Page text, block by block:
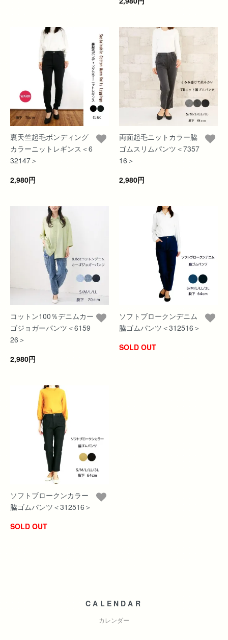
裏天竺起毛ボンディング
カラーニットレギンス＜6
32147＞
2,980円
両面起毛ニットカラー脇
ゴムスリムパンツ＜7357
16＞
2,980円
コットン100％デニムカー
ゴジョガーパンツ＜6159
26＞
2,980円
ソフトブロークンデニム
脇ゴムパンツ＜312516＞
SOLD OUT
ソフトブロークンカラー
脇ゴムパンツ＜312516＞
SOLD OUT
CALENDAR
カレンダー